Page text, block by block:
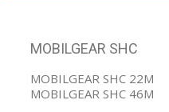
MOBILGEAR SHC
MOBILGEAR SHC 22M
MOBILGEAR SHC 46M